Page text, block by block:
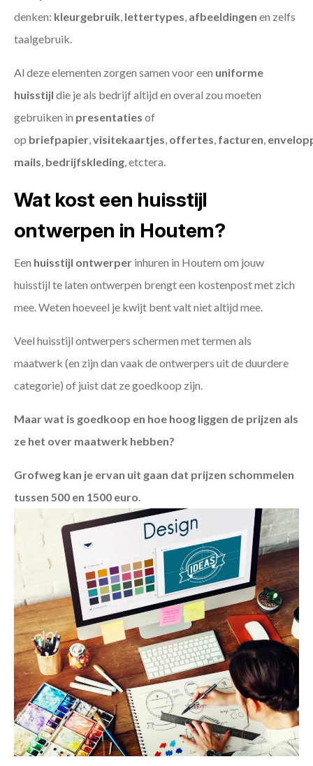
denken: kleurgebruik, lettertypes, afbeeldingen en zelfs
taalgebruik.
Al deze elementen zorgen samen voor een uniforme
huisstijl die je als bedrijf altijd en overal zou moeten
gebruiken in presentaties of
op briefpapier,visitekaartjes, offertes, facturen,
mails, bedrijfskleding, etctera.
Wat kost een huisstijl
ontwerpen in Houtem?
Een huisstijl ontwerper inhuren in Houtem om jouw
huisstijl te laten ontwerpen brengt een kostenpost met zich
mee. Weten hoeveel je kwijt bent valt niet altijd mee.
Veel huisstijl ontwerpers schermen met termen als
maatwerk (en zijn dan vaak de ontwerpers uit de duurdere
categorie) of juist dat ze goedkoop zijn.
Maar wat is goedkoop en hoe hoog liggen de prijzen als
ze het over maatwerk hebben?
Grofweg kan je ervan uit gaan dat prijzen schommelen
tussen 500 en 1500 euro.